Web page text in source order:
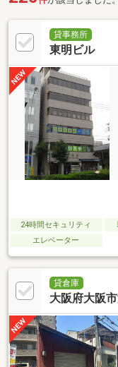
貸事務所
東明ビル
24時間セキュリティ
エレベーター
貸倉庫
大阪府大阪